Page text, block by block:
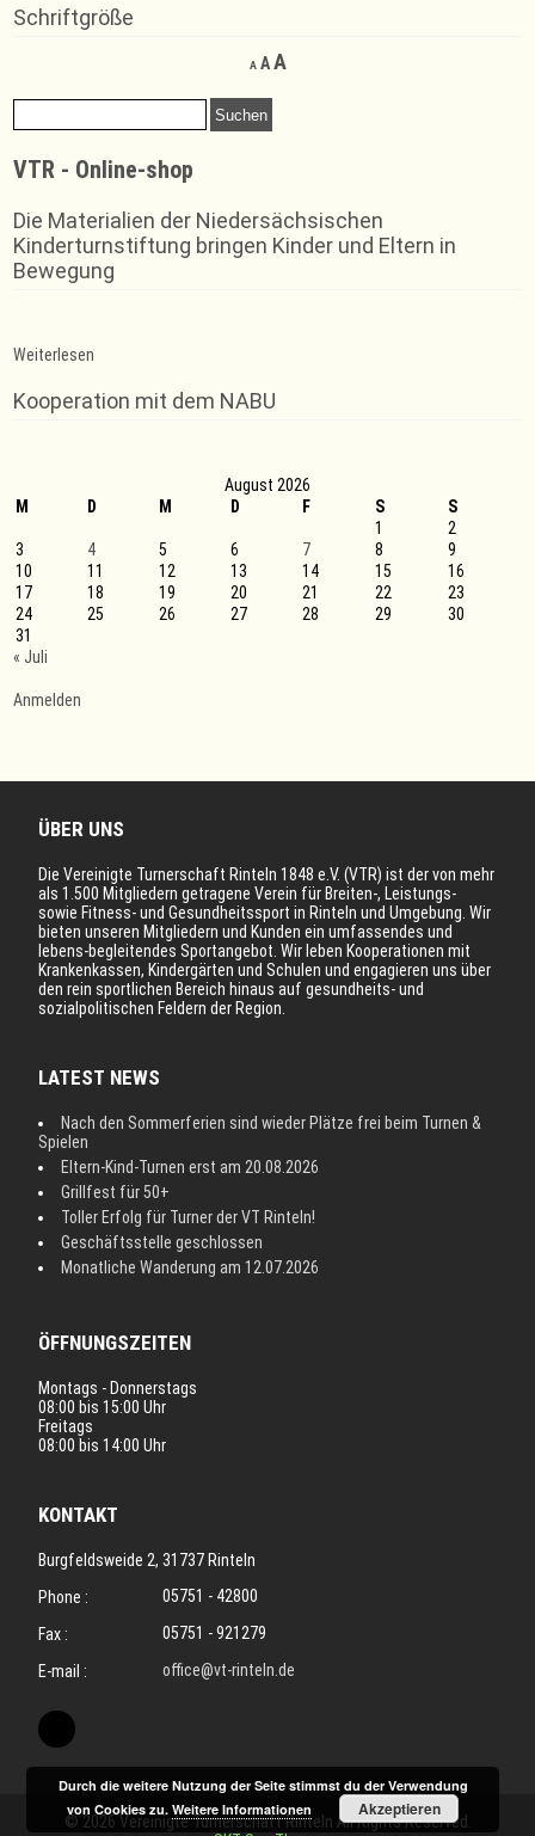
Schriftgröße
A
Decrease
font
AReset
size.
AIncrease
Suchen
nach:
VTR - Online-shop
Die Materialien der Niedersächsischen
Kinderturnstiftung bringen Kinder und Eltern in
Bewegung
Weiterlesen
Kooperation mit dem NABU
August 2026
M
D M D F S
S
1
2
3
4 5 6 7 8
9
10
11 12 13 14 15
16
17
18 19 20 21 22
23
24
25 26 27 28 29
30
31
« Juli
Anmelden
ÜBER UNS
Die Vereinigte Turnerschaft Rinteln 1848 e.V. (VTR) ist der von mehr
als 1.500 Mitgliedern getragene Verein für Breiten-, Leistungs-
sowie Fitness- und Gesundheitssport in Rinteln und Umgebung. Wir
bieten unseren Mitgliedern und Kunden ein umfassendes und
lebens-begleitendes Sportangebot. Wir leben Kooperationen mit
Krankenkassen, Kindergärten und Schulen und engagieren uns über
den rein sportlichen Bereich hinaus auf gesundheits- und
sozialpolitischen Feldern der Region.
LATEST NEWS
Nach den Sommerferien sind wieder Plätze frei beim Turnen &
Spielen
Eltern-Kind-Turnen erst am 20.08.2026
Grillfest für 50+
Toller Erfolg für Turner der VT Rinteln!
Geschäftsstelle geschlossen
Monatliche Wanderung am 12.07.2026
ÖFFNUNGSZEITEN
Montags - Donnerstags
08:00 bis 15:00 Uhr
Freitags
08:00 bis 14:00 Uhr
KONTAKT
Burgfeldsweide 2, 31737 Rinteln
Phone :
05751 - 42800
Fax :
05751 - 921279
E-mail :
office@vt-rinteln.de
© 2026 Vereinigte Turnerschaft Rinteln All Rights Reserved.
Durch die weitere Nutzung der Seite stimmst du der Verwendung
von Cookies zu.Weitere Informationen Akzeptieren